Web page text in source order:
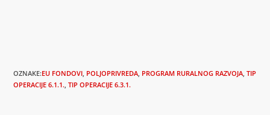
OZNAKE:EU FONDOVI POLJOPRIVREDA PROGRAM RURALNOG RAZVOJA TIP
OPERACIJE 6.1.1. TIP OPERACIJE 6.3.1.